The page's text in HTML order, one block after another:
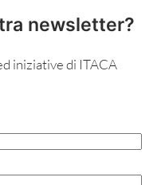
newsletter?
iniziative di ITACA